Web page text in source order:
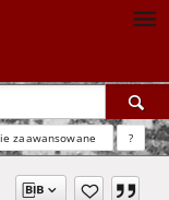
zaawansowane ?